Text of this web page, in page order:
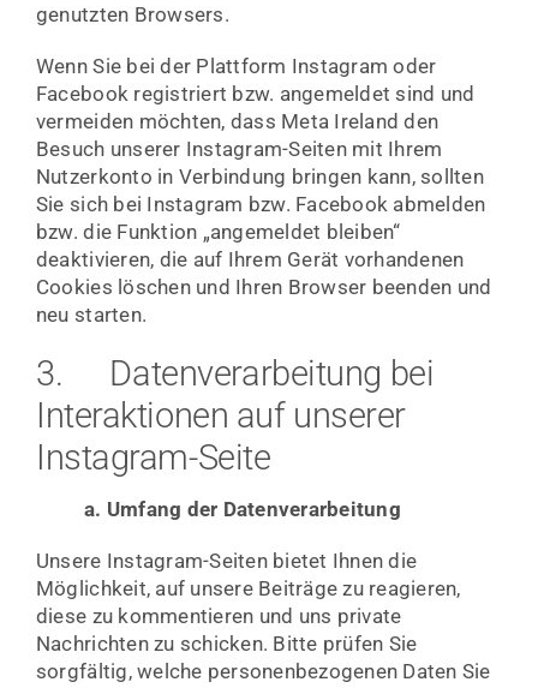
genutzten Browsers.
Wenn Sie bei der Plattform Instagram oder
Facebook registriert bzw. angemeldet sind und
vermeiden möchten, dass Meta Ireland den
Besuch unserer Instagram-Seiten mit Ihrem
Nutzerkonto in Verbindung bringen kann, sollten
Sie sich bei Instagram bzw. Facebook abmelden
bzw. die Funktion „angemeldet bleiben“
deaktivieren, die auf Ihrem Gerät vorhandenen
Cookies löschen und Ihren Browser beenden und
neu starten.
3. Datenverarbeitung bei
Interaktionen auf unserer
Instagram-Seite
a. Umfang der Datenverarbeitung
Unsere Instagram-Seiten bietet Ihnen die
Möglichkeit, auf unsere Beiträge zu reagieren,
diese zu kommentieren und uns private
Nachrichten zu schicken. Bitte prüfen Sie
sorgfältig, welche personenbezogenen Daten Sie